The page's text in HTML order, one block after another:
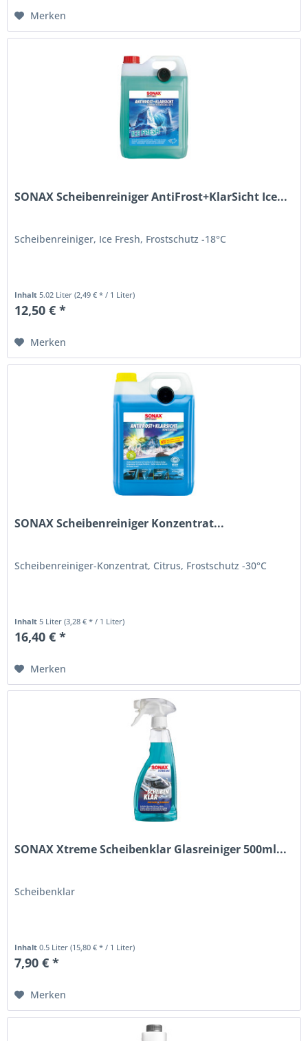
Merken
SONAX Scheibenreiniger AntiFrost+KlarSicht Ice...
Scheibenreiniger, Ice Fresh, Frostschutz -18°C
Inhalt 5.02 Liter(2,49 € * / 1 Liter)
12,50 € *
Merken
SONAX Scheibenreiniger Konzentrat...
Scheibenreiniger-Konzentrat, Citrus, Frostschutz -30°C
Inhalt 5 Liter(3,28 € * / 1 Liter)
16,40 € *
Merken
SONAX Xtreme Scheibenklar Glasreiniger 500ml...
Scheibenklar
Inhalt0.5 Liter(15,80 € * / 1 Liter)
7,90 € *
Merken